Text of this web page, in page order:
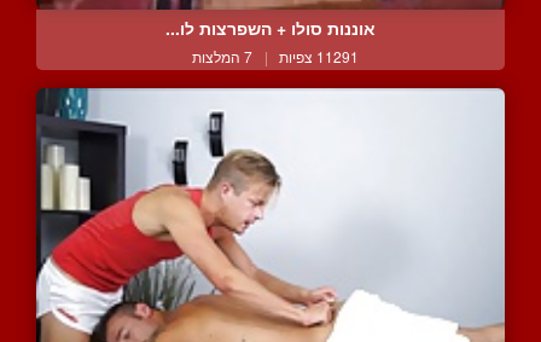
אוננות סולו + השפרצות לו...
11291 צפיות | 7 המלצות